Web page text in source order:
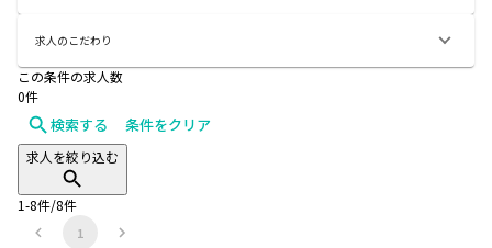
求人のこだわり
この条件の求人数
0件
検索する 条件をクリア
求人を絞り込む
1-8件/8件
1